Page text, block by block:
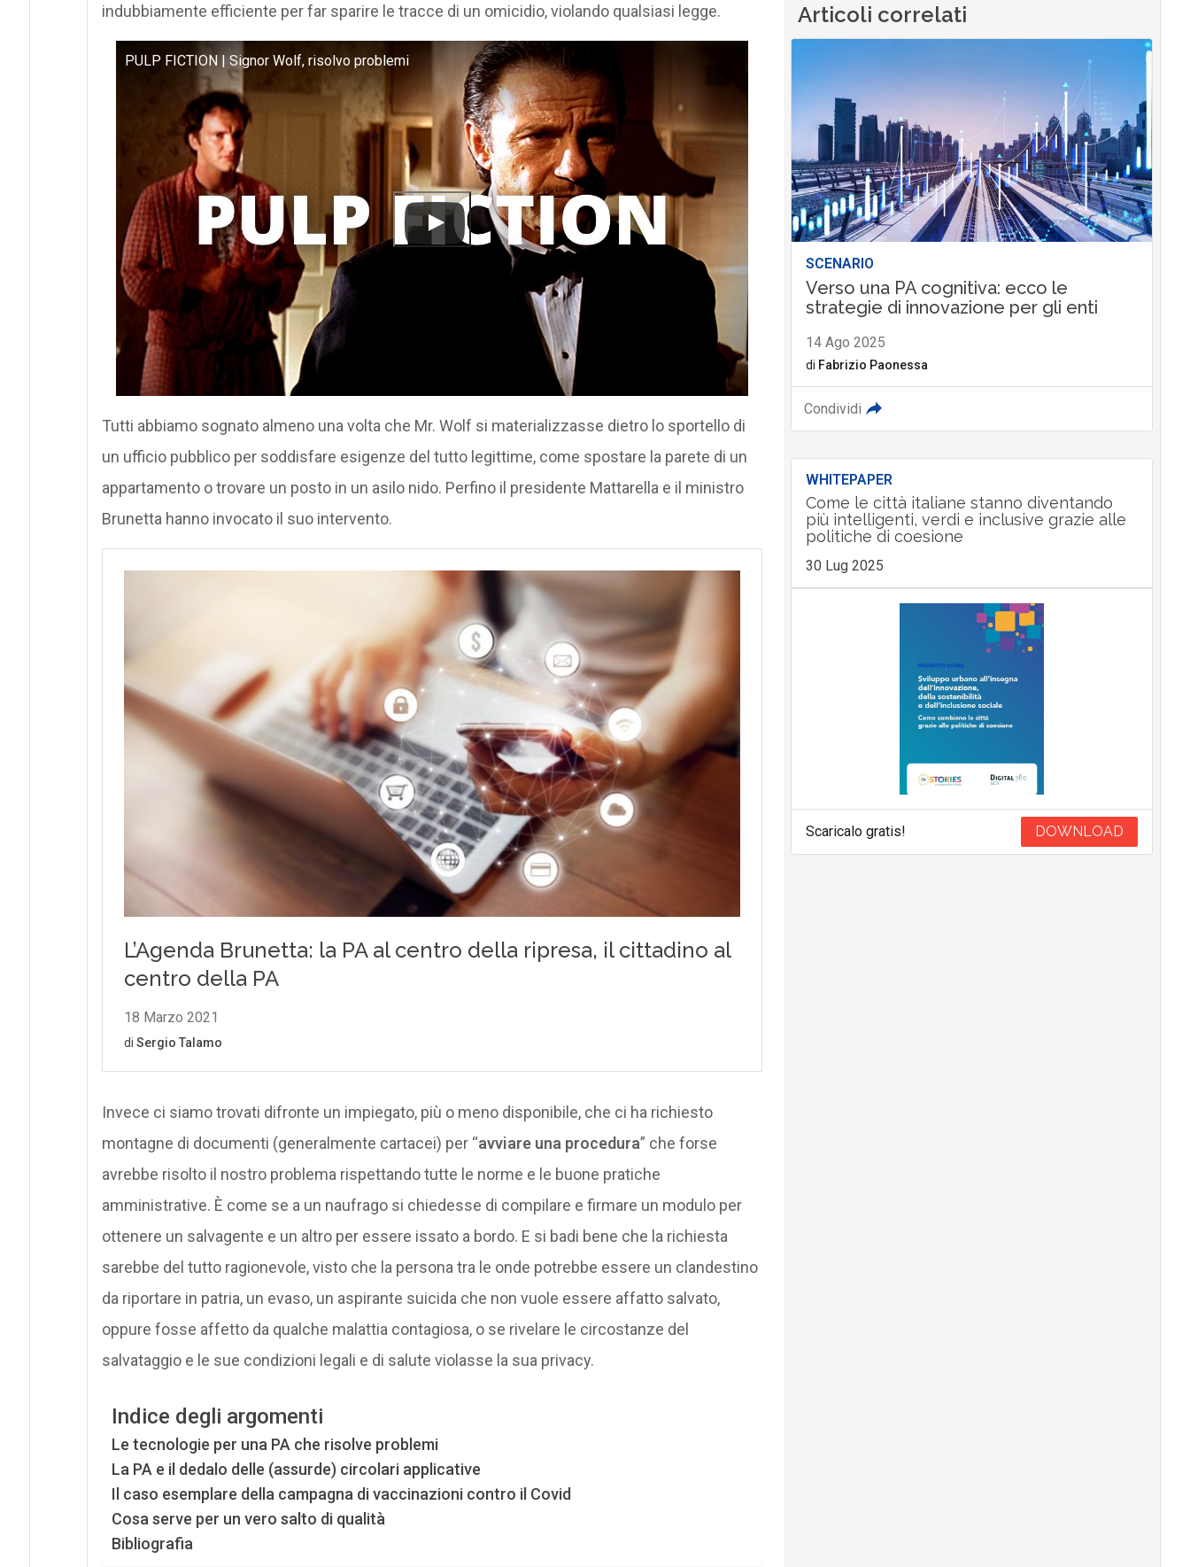
indubbiamente efficiente per far sparire le tracce di un omicidio, violando qualsiasi legge.
PULP FICTION | Signor Wolf, risolvo problemi
Tutti abbiamo sognato almeno una volta che Mr. Wolf si materializzasse dietro lo sportello di
un ufficio pubblico per soddisfare esigenze del tutto legittime, come spostare la parete di un
appartamento o trovare un posto in un asilo nido. Perfino il presidente Mattarella e il ministro
Brunetta hanno invocato il suo intervento.
Invece ci siamo trovati difronte un impiegato, più o meno disponibile, che ci ha richiesto
montagne di documenti (generalmente cartacei) per “avviare una procedura” che forse
avrebbe risolto il nostro problema rispettando tutte le norme e le buone pratiche
amministrative. È come se a un naufrago si chiedesse di compilare e firmare un modulo per
ottenere un salvagente e un altro per essere issato a bordo. E si badi bene che la richiesta
sarebbe del tutto ragionevole, visto che la persona tra le onde potrebbe essere un clandestino
da riportare in patria, un evaso, un aspirante suicida che non vuole essere affatto salvato,
oppure fosse affetto da qualche malattia contagiosa, o se rivelare le circostanze del
salvataggio e le sue condizioni legali e di salute violasse la sua privacy.
Indice degli argomenti
Le tecnologie per una PA che risolve problemi
La PA e il dedalo delle (assurde) circolari applicative
Il caso esemplare della campagna di vaccinazioni contro il Covid
Cosa serve per un vero salto di qualità
Bibliografia
Articoli correlati
SCENARIO
Verso una PA cognitiva: ecco le
strategie di innovazione per gli enti
14 Ago 2025
di Fabrizio Paonessa
Condividi
WHITEPAPER
Come le città italiane stanno diventando
più intelligenti, verdi e inclusive grazie alle
politiche di coesione
30 Lug 2025
Scaricalo gratis! DOWNLOAD